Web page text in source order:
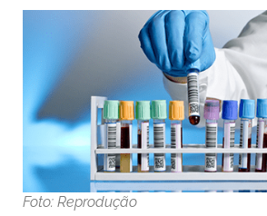
Foto: Reprodução